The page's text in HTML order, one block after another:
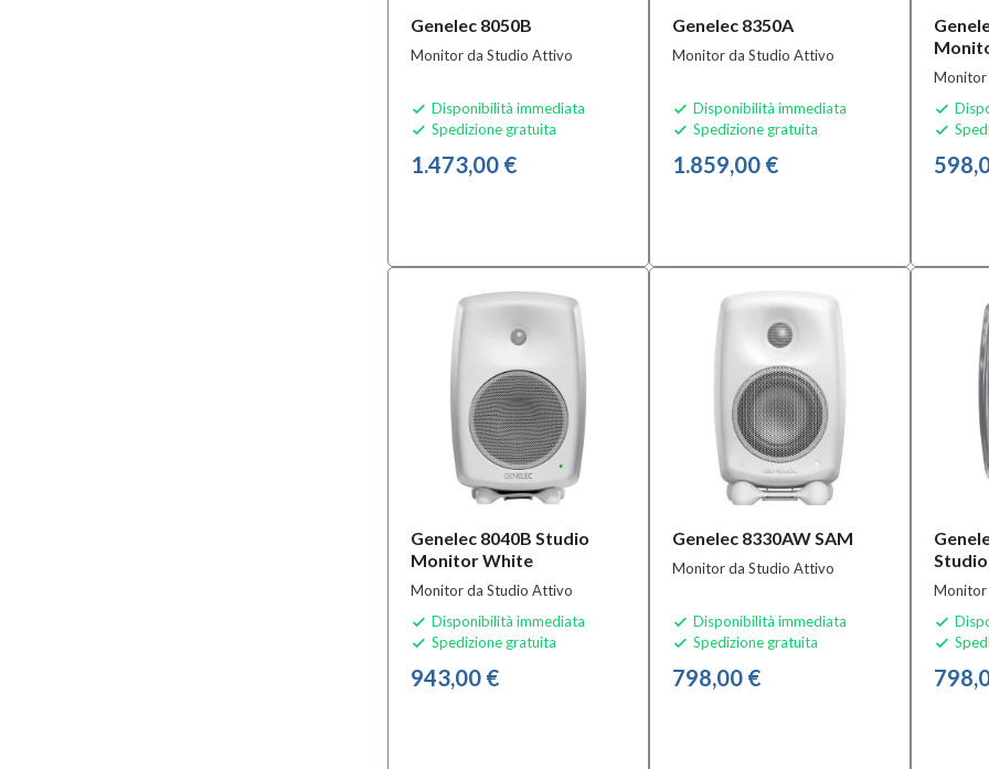
Genelec 8050B
Monitor da Studio Attivo
 Disponibilità immediata
 Spedizione gratuita
1.473,00 €
Genelec 8350A
Monitor da Studio Attivo
 Disponibilità immediata
 Spedizione gratuita
1.859,00 €
Monitor


Genelec 8040B Studio
Monitor White
Monitor da Studio Attivo
 Disponibilità immediata
 Spedizione gratuita
943,00 €
Genelec 8330AW SAM
Monitor da Studio Attivo
 Disponibilità immediata
 Spedizione gratuita
798,00 €
Monitor

